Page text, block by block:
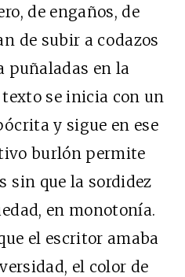
de engaños, de
de subir a codazos
puñaladas en la
se inicia con un
y sigue en ese
burlón permite
sin que la sordidez
en monotonía.
el escritor amaba
el color de